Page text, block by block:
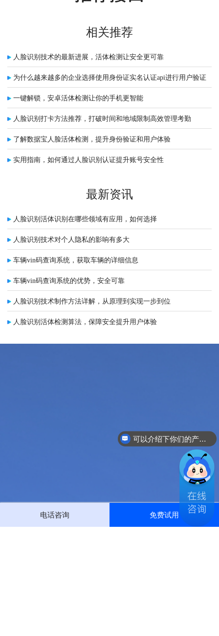
相关推荐
人脸识别技术的最新进展，活体检测让安全更可靠
为什么越来越多的企业选择使用身份证实名认证api进行用户验证
一键解锁，安卓活体检测让你的手机更智能
人脸识别打卡方法推荐，打破时间和地域限制高效管理考勤
了解数据宝人脸活体检测，提升身份验证和用户体验
实用指南，如何通过人脸识别认证提升账号安全性
最新资讯
人脸识别活体识别在哪些领域有应用，如何选择
人脸识别技术对个人隐私的影响有多大
车辆vin码查询系统，获取车辆的详细信息
车辆vin码查询系统的优势，安全可靠
人脸识别技术制作方法详解，从原理到实现一步到位
人脸识别活体检测算法，保障安全提升用户体验
电话咨询 免费试用
可以介绍下你们的产品么？